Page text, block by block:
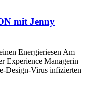
mit Jenny
Energieriesen Am
Experience Managerin
Design-Virus infizierten